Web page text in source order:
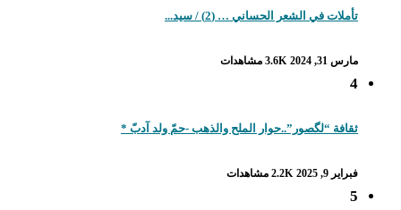
في الشعر الحساني … (2) / سيد...
3.6K مشاهدات
“لگصور”..حوار الملح والذهب -حمّ ولد آدبّ *
2.2K مشاهدات